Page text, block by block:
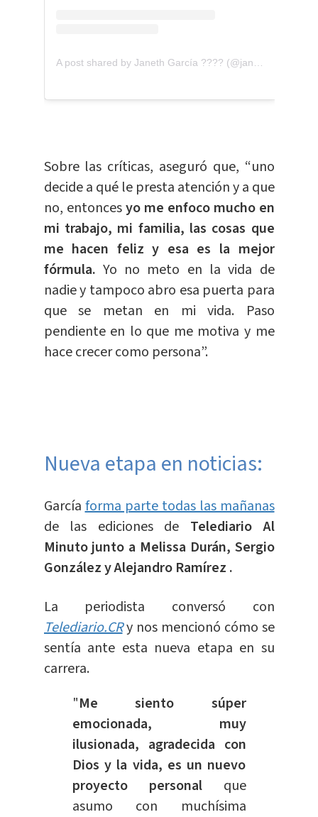
Sobre las críticas, aseguró que, “uno
decide a qué le presta atención y a que
no, entoncesyo me enfoco mucho en
mi trabajo, mi familia, las cosas que
me hacen feliz y esa es la mejor
fórmula. Yo no meto en la vida de
nadie y tampoco abro esa puerta para
que se metan en mi vida. Paso
pendiente en lo que me motiva y me
hace crecer como persona”.
​Nueva etapa en noticias:
Garcíaforma parte todas las mañanas
de las ediciones de Telediario Al
Minuto junto a Melissa Durán, Sergio
González y Alejandro Ramírez .
La periodista conversó con
Telediario.CRy nos mencionó cómo se
sentía ante esta nueva etapa en su
carrera.
"Me siento súper
emocionada, muy
ilusionada, agradecida con
Dios y la vida, es un nuevo
proyecto personalque
asumo con muchísima